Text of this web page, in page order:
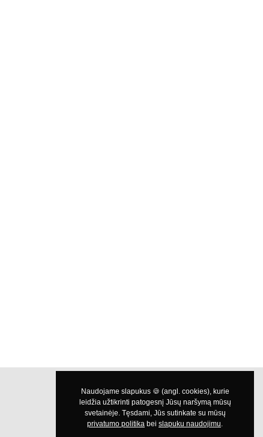
privatumo politika slapuku naudojimu